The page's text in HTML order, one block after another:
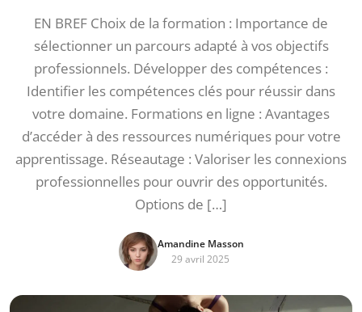
EN BREF Choix de la formation : Importance de
sélectionner un parcours adapté à vos objectifs
professionnels. Développer des compétences :
Identifier les compétences clés pour réussir dans
votre domaine. Formations en ligne : Avantages
d’accéder à des ressources numériques pour votre
apprentissage. Réseautage : Valoriser les connexions
professionnelles pour ouvrir des opportunités.
Options de […]
Amandine Masson
29 avril 2025